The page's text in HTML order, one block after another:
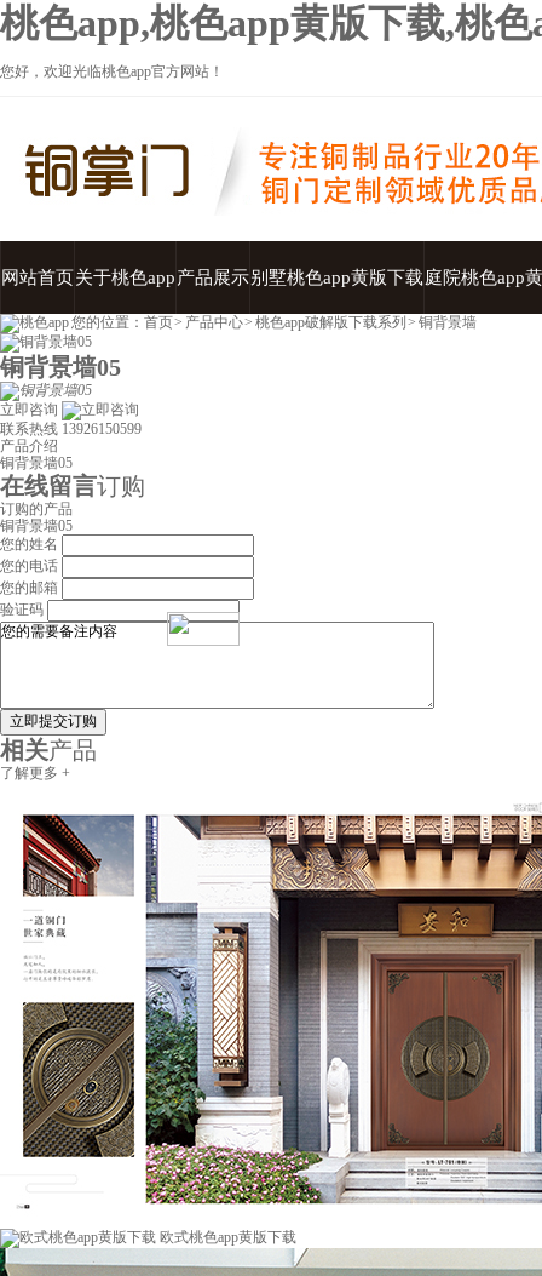
桃色app,桃色app黄版下载,桃
您好，欢迎光临桃色app官方网站！
网站首页关于桃色app产品展示别墅桃色app黄版下载庭院桃色app
您的位置： 首页> 产品中心> 桃色app破解版下载系列 > 铜背景墙
铜背景墙05
立即咨询
联系热线 13926150599
产品介绍
铜背景墙05
在线留言订购
订购的产品
铜背景墙05
您的姓名
您的电话
您的邮箱
验证码
立即提交订购
相关产品
了解更多 +
欧式桃色app黄版下载